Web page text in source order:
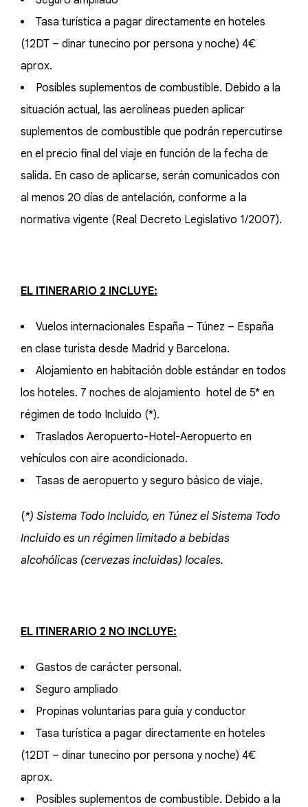
Tasa turística a pagar directamente en hoteles
(12DT – dinar tunecino por persona y noche) 4€
aprox.
Posibles suplementos de combustible. Debido a la
situación actual, las aerolíneas pueden aplicar
suplementos de combustible que podrán repercutirse
en el precio final del viaje en función de la fecha de
salida. En caso de aplicarse, serán comunicados con
al menos 20 días de antelación, conforme a la
normativa vigente (Real Decreto Legislativo 1/2007).
EL ITINERARIO 2 INCLUYE:
Vuelos internacionales España – Túnez – España
en clase turista desde Madrid y Barcelona.
Alojamiento en habitación doble estándar en todos
los hoteles. 7 noches de alojamiento hotel de 5* en
régimen de todo Incluido (*).
Traslados Aeropuerto-Hotel-Aeropuerto en
vehículos con aire acondicionado.
Tasas de aeropuerto y seguro básico de viaje.
(*) Sistema Todo Incluido, en Túnez el Sistema Todo
Incluido es un régimen limitado a bebidas
alcohólicas (cervezas incluidas) locales.
EL ITINERARIO 2 NO INCLUYE:
Gastos de carácter personal.
Seguro ampliado
Propinas voluntarias para guía y conductor
Tasa turística a pagar directamente en hoteles
(12DT – dinar tunecino por persona y noche) 4€
aprox.
Posibles suplementos de combustible. Debido a la